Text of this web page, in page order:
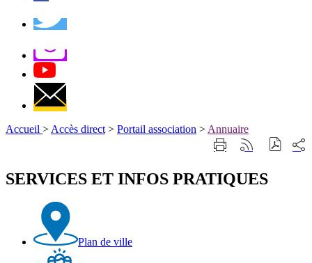
Accueil > Accès direct > Portail association > Annuaire
ImprimerGénérer
RSS
sur
SERVICES ET INFOS PRATIQUES
Plan de ville